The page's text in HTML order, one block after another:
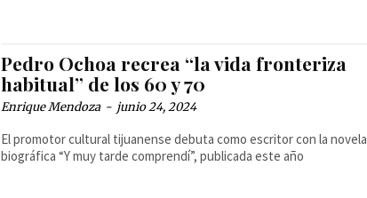
Pedro Ochoa recrea “la vida fronteriza
habitual” de los 60 y 70
Enrique Mendoza - junio 24, 2024
El promotor cultural tijuanense debuta como escritor con la novela
biográfica “Y muy tarde comprendí”, publicada este año